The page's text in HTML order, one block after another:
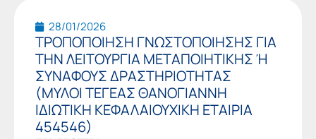
28/01/2026
ΤΡΟΠΟΠΟΙΗΣΗ ΓΝΩΣΤΟΠΟΙΗΣΗΣ ΓΙΑ
ΤΗN ΛΕΙΤΟΥΡΓΙΑ ΜΕΤΑΠΟΙΗΤΙΚΗΣ Ή
ΣΥΝΑΦΟΥΣ ΔΡΑΣΤΗΡΙΟΤΗΤΑΣ
(ΜΥΛΟΙ ΤΕΓΕΑΣ ΘΑΝΟΓΙΑΝΝΗ
ΙΔΙΩΤΙΚΗ ΚΕΦΑΛΑΙΟΥΧΙΚΗ ΕΤΑΙΡΙΑ
454546)